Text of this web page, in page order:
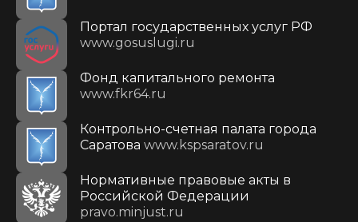
Портал государственных услуг РФ
www.gosuslugi.ru
Фонд капитального ремонта
www.fkr64.ru
Контрольно-счетная палата города
Саратова www.kspsaratov.ru
Нормативные правовые акты в
Российской Федерации
pravo.minjust.ru